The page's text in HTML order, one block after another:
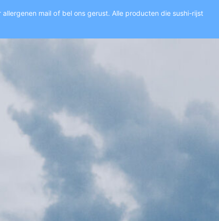
mail of bel ons gerust. Alle producten die sushi-rijst